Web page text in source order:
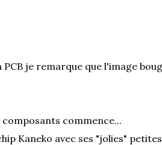
PCB je remarque que l'image
commence...
Kaneko avec ses "jolies"